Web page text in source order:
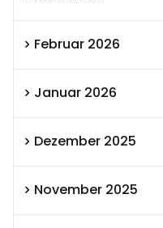
Februar 2026
Januar 2026
Dezember 2025
November 2025